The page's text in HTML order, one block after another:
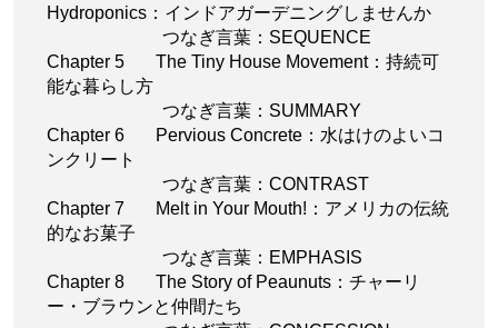
Hydroponics：インドアガーデニングしませんか
つなぎ言葉：SEQUENCE
Chapter 5 The Tiny House Movement：持続可
能な暮らし方
つなぎ言葉：SUMMARY
Chapter 6 Pervious Concrete：水はけのよいコ
ンクリート
つなぎ言葉：CONTRAST
Chapter 7 Melt in Your Mouth!：アメリカの伝統
的なお菓子
つなぎ言葉：EMPHASIS
Chapter 8 The Story of Peaunuts：チャーリ
ー・ブラウンと仲間たち